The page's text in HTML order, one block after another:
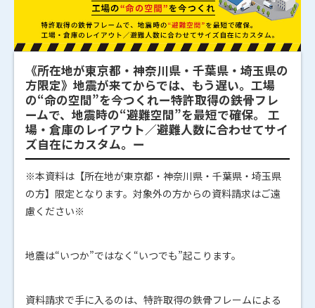
《所在地が東京都・神奈川県・千葉県・埼玉県の
方限定》地震が来てからでは、もう遅い。工場
の“命の空間”を今つくれー特許取得の鉄骨フレ
ームで、地震時の“避難空間”を最短で確保。 工
場・倉庫のレイアウト／避難人数に合わせてサイ
ズ自在にカスタム。ー
※本資料は【所在地が東京都・神奈川県・千葉県・埼玉県
の方】限定となります。対象外の方からの資料請求はご遠
慮ください※
地震は“いつか”ではなく“いつでも”起こります。
資料請求で手に入るのは、特許取得の鉄骨フレームによる